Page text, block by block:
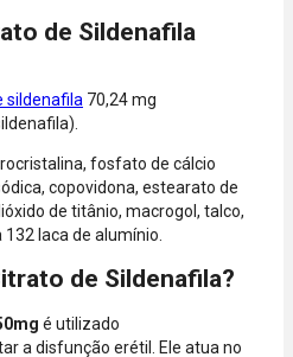
de Sildenafila
sildenafila 70,24 mg
fosfato de cálcio
copovidona, estearato de
de titânio, macrogol, talco,
laca de alumínio.
de Sildenafila?
é utilizado
a disfunção erétil. Ele atua no